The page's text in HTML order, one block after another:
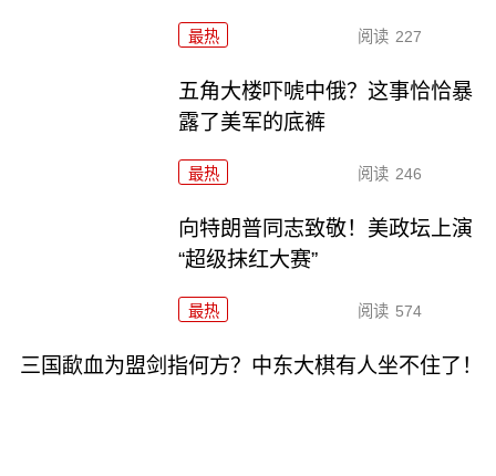
最热 阅读 227
五角大楼吓唬中俄？这事恰恰暴
露了美军的底裤
最热 阅读 246
向特朗普同志致敬！美政坛上演
“超级抹红大赛”
最热 阅读 574
三国歃血为盟剑指何方？中东大棋有人坐不住了！